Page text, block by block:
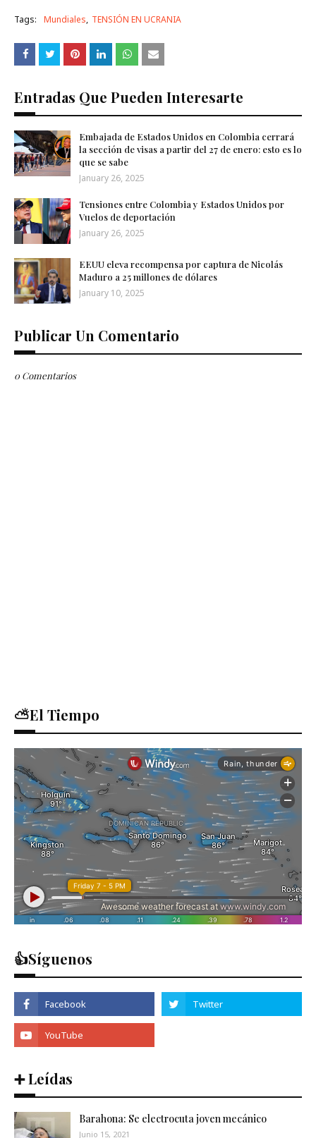
Tags: Mundiales TENSIÓN EN UCRANIA
Entradas Que Pueden Interesarte
Embajada de Estados Unidos en Colombia cerrará
la sección de visas a partir del 27 de enero: esto es lo
que se sabe
January 26, 2025
Tensiones entre Colombia y Estados Unidos por
Vuelos de deportación
January 26, 2025
EEUU eleva recompensa por captura de Nicolás
Maduro a 25 millones de dólares
January 10, 2025
Publicar Un Comentario
0 Comentarios
⛅El Tiempo
👍Síguenos
➕ Leídas
Barahona: Se electrocuta joven mecánico
Junio 15, 2021